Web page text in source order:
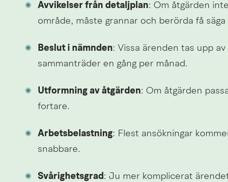
Avvikelser från detaljplan: Om åtgärden
område, måste grannar och berörda få
Beslut i nämnden: Vissa ärenden tas upp
sammanträder en gång per månad.
Utformning av åtgärden: Om åtgärden
fortare.
Arbetsbelastning: Flest ansökningar
snabbare.
Svårighetsgrad : Ju mer komplicerat